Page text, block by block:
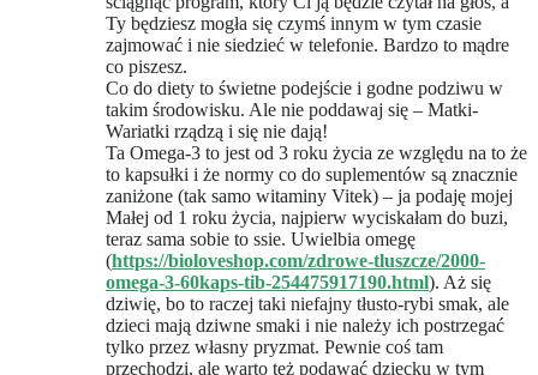
Ty będziesz mogła się czymś innym w tym czasie
zajmować i nie siedzieć w telefonie. Bardzo to mądre
co piszesz.
Co do diety to świetne podejście i godne podziwu w
takim środowisku. Ale nie poddawaj się – Matki-
Wariatki rządzą i się nie dają!
Ta Omega-3 to jest od 3 roku życia ze względu na to że
to kapsułki i że normy co do suplementów są znacznie
zaniżone (tak samo witaminy Vitek) – ja podaję mojej
Małej od 1 roku życia, najpierw wyciskałam do buzi,
teraz sama sobie to ssie. Uwielbia omegę
(https://bioloveshop.com/zdrowe-tluszcze/2000-
omega-3-60kaps-tib-254475917190.html). Aż się
dziwię, bo to raczej taki niefajny tłusto-rybi smak, ale
dzieci mają dziwne smaki i nie należy ich postrzegać
tylko przez własny pryzmat. Pewnie coś tam
przechodzi, ale warto też podawać dziecku w tym